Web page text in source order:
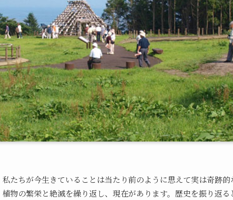
私たちが今生きていることは当たり前のように思えて実は奇跡
植物の繁栄と絶滅を繰り返し、現在があります。歴史を振り返